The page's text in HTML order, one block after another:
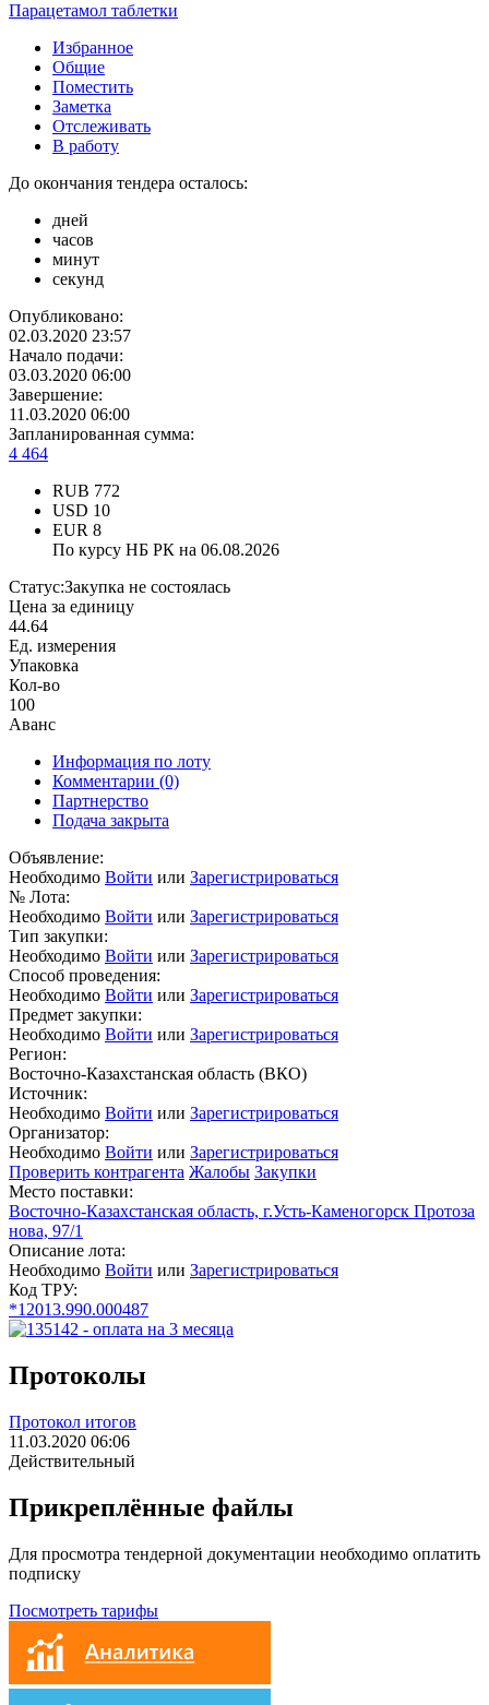
Парацетамол таблетки
Избранное
Общие
Поместить
Заметка
Отслеживать
В работу
До окончания тендера осталось:
дней
часов
минут
секунд
Опубликовано:
02.03.2020 23:57
Начало подачи:
03.03.2020 06:00
Завершение:
11.03.2020 06:00
Запланированная сумма:
4 464
RUB 772
USD 10
EUR 8
По курсу НБ РК на 06.08.2026
Статус:Закупка не состоялась
Цена за единицу
44.64
Ед. измерения
Упаковка
Кол-во
100
Аванс
Информация по лоту
Комментарии (0)
Партнерство
Подача закрыта
Объявление:
Необходимо Войти или Зарегистрироваться
№ Лота:
Необходимо Войти или Зарегистрироваться
Тип закупки:
Необходимо Войти или Зарегистрироваться
Способ проведения:
Необходимо Войти или Зарегистрироваться
Предмет закупки:
Необходимо Войти или Зарегистрироваться
Регион:
Восточно-Казахстанская область (ВКО)
Источник:
Необходимо Войти или Зарегистрироваться
Организатор:
Необходимо Войти или Зарегистрироваться
Проверить контрагента Жалобы Закупки
Место поставки:
Восточно-Казахстанская область, г.Усть-Каменогорск Протоза
нова, 97/1
Описание лота:
Необходимо Войти или Зарегистрироваться
Код ТРУ:
*12013.990.000487
Протоколы
Протокол итогов
11.03.2020 06:06
Действительный
Прикреплённые файлы
Для просмотра тендерной документации необходимо оплатить
подписку
Посмотреть тарифы